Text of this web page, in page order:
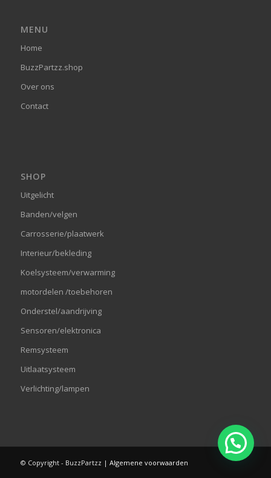
MENU
Home
BuzzPartzz.shop
Over ons
Contact
SHOP
Uitgelicht
Banden/velgen
Carrosserie/plaatwerk
Interieur/bekleding
Koelsysteem/verwarming
motordelen /toebehoren
Onderstel/aandrijving
Sensoren/elektronica
Remsysteem
Uitlaatsysteem
Verlichting/lampen
© Copyright - BuzzPartzz | Algemene voorwaarden